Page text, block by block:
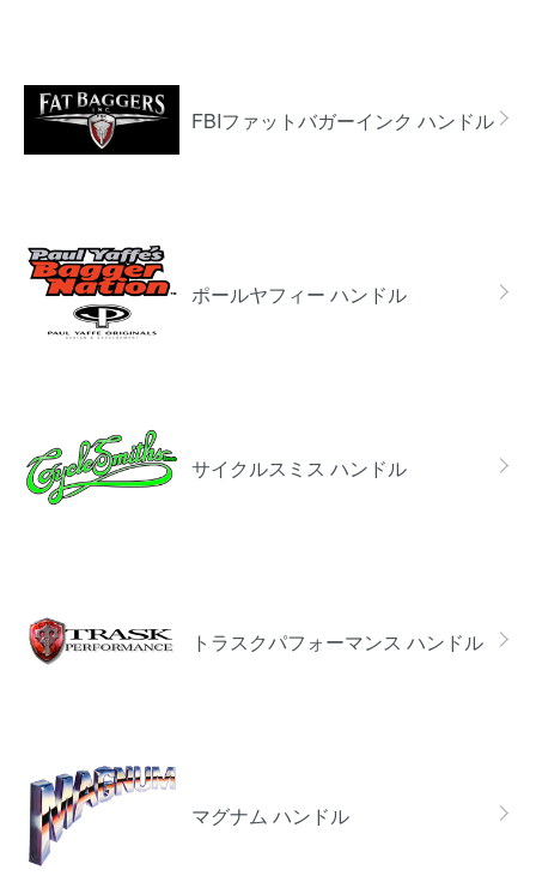
FBIファットバガーインク ハンドル
ポールヤフィー ハンドル
サイクルスミス ハンドル
トラスクパフォーマンス ハンドル
マグナム ハンドル